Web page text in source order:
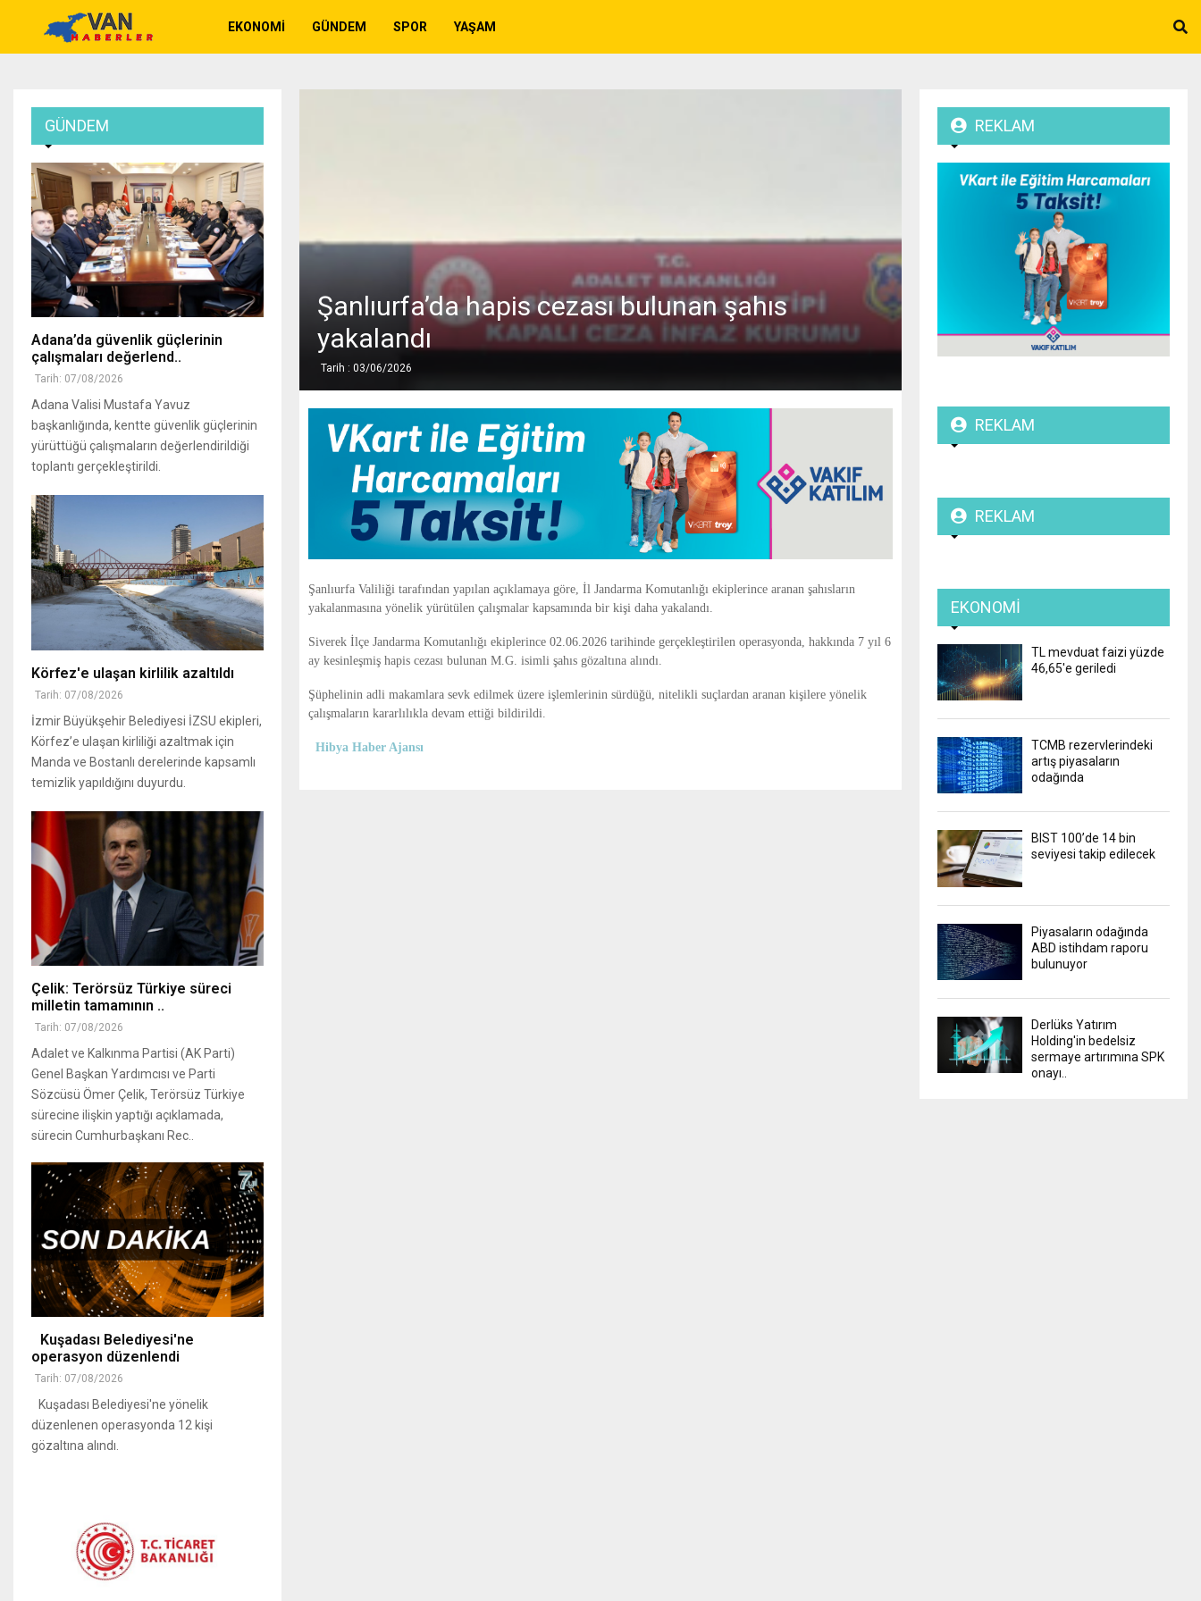
EKONOMI GÜNDEM SPOR YAŞAM
Şanlıurfa’da hapis cezası bulunan şahıs
yakalandı
Tarih : 03/06/2026
Şanlıurfa Valiliği tarafından yapılan açıklamaya göre, İl Jandarma Komutanlığı ekiplerince aranan şahısların
yakalanmasına yönelik yürütülen çalışmalar kapsamında bir kişi daha yakalandı.
Siverek İlçe Jandarma Komutanlığı ekiplerince 02.06.2026 tarihinde gerçekleştirilen operasyonda, hakkında 7 yıl 6
ay kesinleşmiş hapis cezası bulunan M.G. isimli şahıs gözaltına alındı.
Şüphelinin adli makamlara sevk edilmek üzere işlemlerinin sürdüğü, nitelikli suçlardan aranan kişilere yönelik
çalışmaların kararlılıkla devam ettiği bildirildi.
Hibya Haber Ajansı
GÜNDEM
Adana’da güvenlik güçlerinin
çalışmaları değerlend..
Tarih: 07/08/2026
Adana Valisi Mustafa Yavuz
başkanlığında, kentte güvenlik güçlerinin
yürüttüğü çalışmaların değerlendirildiği
toplantı gerçekleştirildi.
Körfez'e ulaşan kirlilik azaltıldı
Tarih: 07/08/2026
İzmir Büyükşehir Belediyesi İZSU ekipleri,
Körfez’e ulaşan kirliliği azaltmak için
Manda ve Bostanlı derelerinde kapsamlı
temizlik yapıldığını duyurdu.
Çelik: Terörsüz Türkiye süreci
milletin tamamının ..
Tarih: 07/08/2026
Adalet ve Kalkınma Partisi (AK Parti)
Genel Başkan Yardımcısı ve Parti
Sözcüsü Ömer Çelik, Terörsüz Türkiye
sürecine ilişkin yaptığı açıklamada,
sürecin Cumhurbaşkanı Rec..
Kuşadası Belediyesi'ne
operasyon düzenlendi
Tarih: 07/08/2026
Kuşadası Belediyesi'ne yönelik
düzenlenen operasyonda 12 kişi
gözaltına alındı.
REKLAM
REKLAM
REKLAM
EKONOMI
TL mevduat faizi yüzde
46,65'e geriledi
TCMB rezervlerindeki
artış piyasaların
odağında
BIST 100’de 14 bin
seviyesi takip edilecek
Piyasaların odağında
ABD istihdam raporu
bulunuyor
Derlüks Yatırım
Holding'in bedelsiz
sermaye artırımına SPK
onayı..